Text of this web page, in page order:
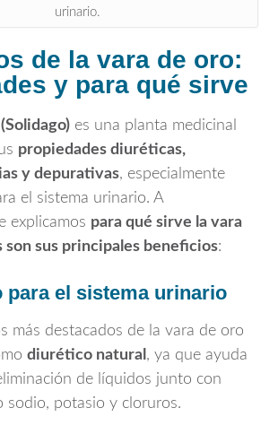
urinario.
de la vara de oro:
y para qué sirve
es una planta medicinal
propiedades diuréticas,
y depurativas, especialmente
el sistema urinario. A
explicamos para qué sirve la vara
son sus principales beneficios:
para el sistema urinario
más destacados de la vara de oro
diurético natural , ya que ayuda
de líquidos junto con
sodio, potasio y cloruros.